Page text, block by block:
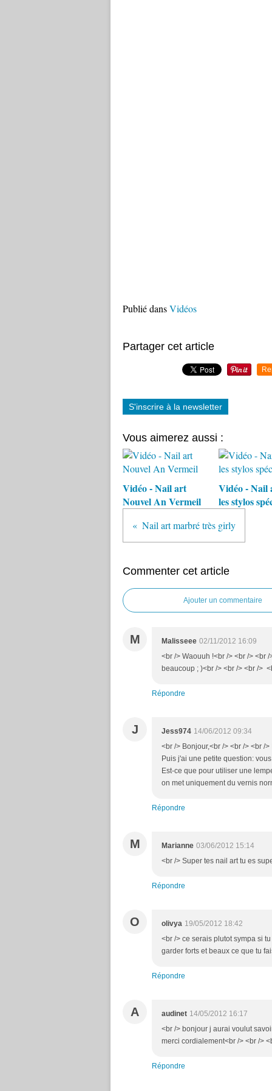
Publié dansVidéos
Partager cet article
S'inscrire à la newsletter
Vous aimerez aussi :
Vidéo - Nail art
Nouvel An Vermeil
Vidéo - Nail
les stylos
Nail art marbré très girly
Commenter cet article
Ajouter un commentaire
M Malisseee 02/11/2012 16:09
<br /> Waouuh !<br /> <br /> <br
beaucoup ; )<br /> <br /> <br />
Répondre
J Jess974 14/06/2012 09:34
<br /> Bonjour,<br /> <br /> <br /
Puis j'ai une petite question:
Est-ce que pour utiliser une
on met uniquement du vernis
Répondre
M Marianne 03/06/2012 15:14
<br /> Super tes nail art tu es
Répondre
O olivya 19/05/2012 18:42
<br /> ce serais plutot sympa si
garder forts et beaux ce que tu
Répondre
A audinet 14/05/2012 16:17
<br /> bonjour j aurai voulut
merci cordialement<br /> <br />
Répondre